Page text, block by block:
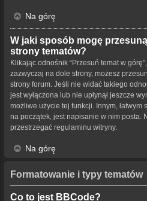
Na górę
W jaki sposób mogę
strony tematów?
Klikając odnośnik “Przesuń temat w
zazwyczaj na dole strony, możesz
strony forum. Jeśli nie widać takiego
jest wyłączona lub nie upłynął jeszcze
możliwe użycie tej funkcji. Innym,
na początek, jest napisanie w nim posta.
przestrzegać regulaminu witryny.
Na górę
Formatowanie i typy tematów
Co to jest BBCode?